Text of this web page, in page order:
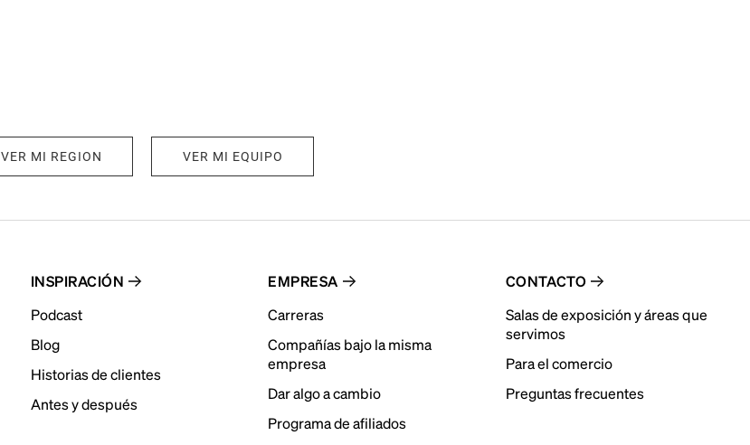
VER MI REGION VER MI EQUIPO
INSPIRACIÓN
Podcast
Blog
Historias de clientes
Antes y después
EMPRESA
Carreras
Compañías bajo la misma
empresa
Dar algo a cambio
Programa de afiliados
CONTACTO
Salas de exposición y áreas que
servimos
Para el comercio
Preguntas frecuentes